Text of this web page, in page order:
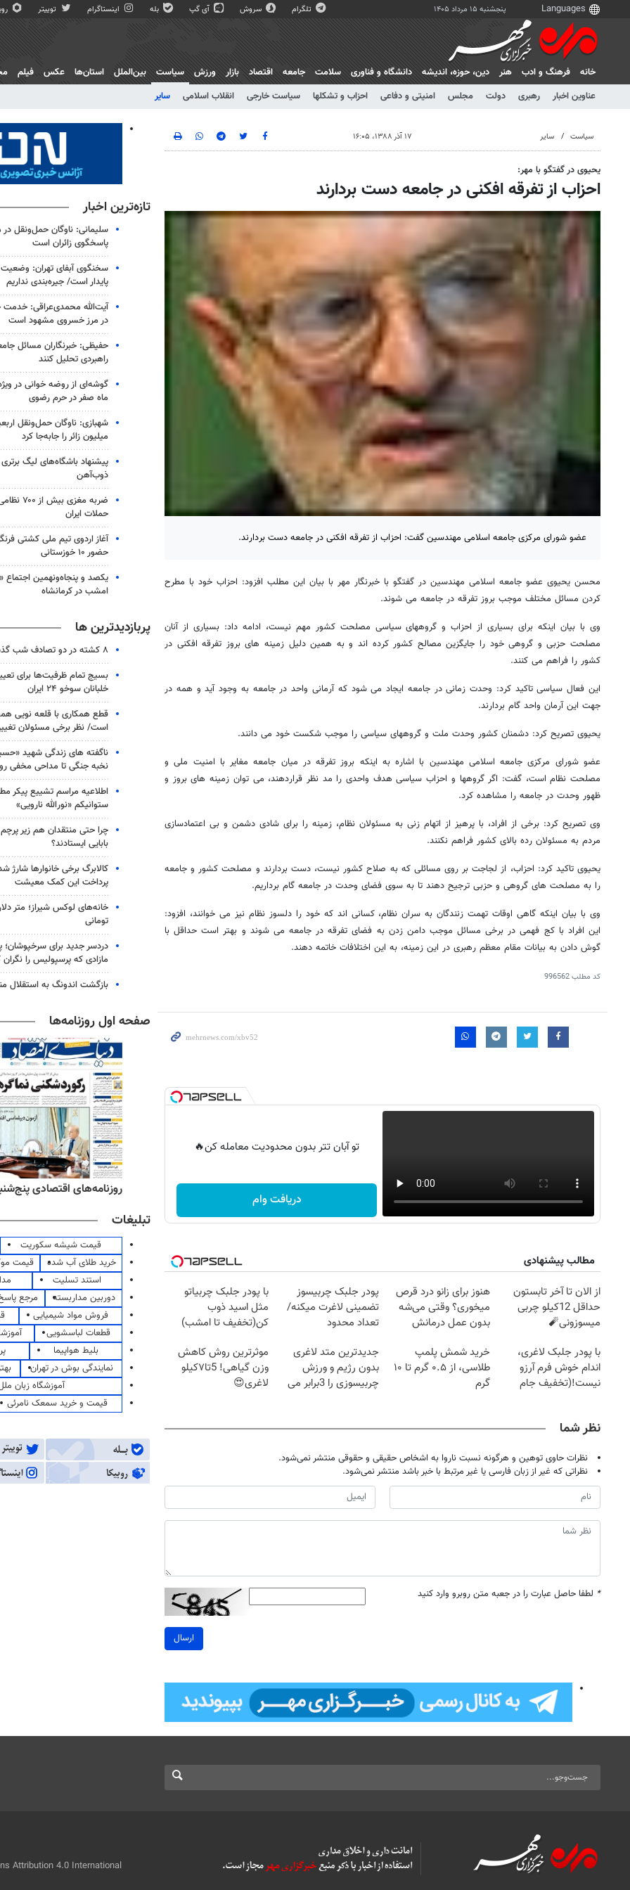
پنجشنبه ۱۵ مرداد ۱۴۰۵ تلگرام سروش آی گپ بله اینستاگرام توییتر
خانه فرهنگ و ادب هنر دين، حوزه، انديشه دانشگاه و فناوری سلامت جامعه اقتصاد بازار ورزش
سیاست
عناوین اخبار
رهبری دولت مجلس امنیتی و دفاعی احزاب و تشکلها سیاست خارجی انقلاب اسلامی سایر
بین‌الملل استان‌ها عکس فیلم
سیاست سایر ۱۷ آذر ۱۳۸۸، ۱۶:۰۵
یحیوی در گفتگو با مهر:
احزاب از تفرقه افکنی در جامعه دست بردارند
عضو شورای مرکزی جامعه اسلامی مهندسین گفت: احزاب از تفرقه افکنی در جامعه دست بردارند.
محسن یحیوی عضو جامعه اسلامی مهندسین در گفتگو با خبرنگار مهر با بیان این مطلب افزود: احزاب خود با مطرح
کردن مسائل مختلف موجب بروز تفرقه در جامعه می شوند.
وی با بیان اینکه برای بسیاری از احزاب و گروههای سیاسی مصلحت کشور مهم نیست، ادامه داد: بسیاری از آنان
مصلحت حزبی و گروهی خود را جایگزین مصالح کشور کرده اند و به همین دلیل زمینه های بروز تفرقه افکنی در
کشور را فراهم می کنند.
این فعال سیاسی تاکید کرد: وحدت زمانی در جامعه ایجاد می شود که آرمانی واحد در جامعه به وجود آید و همه در
جهت این آرمان واحد گام بردارند.
یحیوی تصریح کرد: دشمنان کشور وحدت ملت و گروههای سیاسی را موجب شکست خود می دانند.
عضو شورای مرکزی جامعه اسلامی مهندسین با اشاره به اینکه بروز تفرقه در میان جامعه مغایر با امنیت ملی و
مصلحت نظام است، گفت: اگر گروهها و احزاب سیاسی هدف واحدی را مد نظر قراردهند، می توان زمینه های بروز و
ظهور وحدت در جامعه را مشاهده کرد.
وی تصریح کرد: برخی از افراد، با پرهیز از اتهام زنی به مسئولان نظام، زمینه را برای شادی دشمن و بی اعتمادسازی
مردم به مسئولان رده بالای کشور فراهم نکنند.
یحیوی تاکید کرد: احزاب، از لجاجت بر روی مسائلی که به صلاح کشور نیست، دست بردارند و مصلحت کشور و جامعه
را به مصلحت های گروهی و حزبی ترجیح دهند تا به سوی فضای وحدت در جامعه گام برداریم.
وی با بیان اینکه گاهی اوقات تهمت زنندگان به سران نظام، کسانی اند که خود را دلسوز نظام نیز می خوانند، افزود:
این افراد با کج فهمی در برخی مسائل موجب دامن زدن به فضای تفرقه در جامعه می شوند و بهتر است حداقل با
گوش دادن به بیانات مقام معظم رهبری در این زمینه، به این اختلافات خاتمه دهند.
کد مطلب996562
تو آبان تتر بدون محدودیت معامله کن🔥
دریافت وام
مطالب پیشنهادی
از الان تا آخر تابستون
حداقل 12کیلو چربی
میسوزونی🧨
هنوز برای زانو درد قرص
میخوری؟ وقتی می‌شه
بدون عمل درمانش
پودر جلبک چربیسوز
تضمینی لاغرت میکنه/
تعداد محدود
با پودر جلبک چربیاتو
مثل اسید ذوب
کن(تخفیف تا امشب)
با پودر جلبک لاغری،
اندام خوش فرم آرزو
نیست!(تخفیف جام
خرید شمش پلمپ
طلاسی، از ۰.۵ گرم تا ۱۰
گرم
جدیدترین متد لاغری
بدون رژیم و ورزش
چربیسوزی را 3برابر می
موثرترین روش کاهش
وزن گیاهی! 5تا۷کیلو
لاغری😍
نظر شما
نظرات حاوی توهین و هرگونه نسبت ناروا به اشخاص حقیقی و حقوقی منتشر نمی‌شود.
نظراتی که غیر از زبان فارسی یا غیر مرتبط با خبر باشد منتشر نمی‌شود.
* لطفا حاصل عبارت را در جعبه متن روبرو وارد کنید
ارسال
تازه‌ترین اخبار
سلیمانی: ناوگان حمل‌ونقل
پاسخگوی زائران است
سخنگوی آبفای تهران:
پایدار است/ جیره‌بندی نداریم
آیت‌الله محمدی‌عراقی: خدمت
در مرز خسروی مشهود است
حفیظی: خبرنگاران مسائل
راهبردی تحلیل کنند
گوشه‌ای از روضه خوانی در
ماه صفر در حرم رضوی
شهبازی: ناوگان حمل‌ونقل
میلیون زائر را جابه‌جا کرد
پیشنهاد باشگاه‌های لیگ
ذوب‌آهن
ضربه مغزی
حملات ایران
آغاز اردوی تیم ملی کشتی
حضور ۱۰ خوزستانی
یکصد و پنجاه‌ونهمین اجتماع
امشب در کرمانشاه
پربازدیدترین ها
۸ کشته در دو تصادف شب گذشته
بسیج تمام ظرفیت‌ها برای
خلبانان سوخو ۲۴ ایران
قطع همکاری با قلعه نویی
است/ نظر برخی مسئولان
ناگفته های زندگی شهید
نخبه جنگی تا مداحی مخفی
اطلاعیه مراسم تشییع پیکر
ستوانیکم «نورالله نارویی»
چرا حتی منتقدان هم زیر
بابایی ایستادند؟
کالابرگ برخی خانوارها شارژ
پرداخت این کمک معیشت
خانه‌های لوکس شیراز؛ متر
تومانی
دردسر جدید برای سرخپوشان؛
مازادی که پرسپولیس را نگران
بازگشت اندونگ به استقلال
صفحه اول روزنامه‌ها
روزنامه‌های اقتصادی چهارشنبه ۱۴ مرداد ۱۴۰۵ روزنامه‌های ورزشی پنج‌شنبه ۱۵ مرداد ۱۴۰۵ روزنامه‌های اقتصادی پنج‌شنبه ۱۵ مرداد
تبلیغات
قیمت شیشه سکوریت
خرید طلای آب شده
قیمت
استند تسلیت
دوربین مداربسته
مرجع
فروش مواد شیمیایی
قطعات لباسشویی
بلیط هواپیما
نمایندگی بوش در تهران
آموزشگاه زبان
قیمت و خرید سمعک نامرئی
Attribution 4.0 International